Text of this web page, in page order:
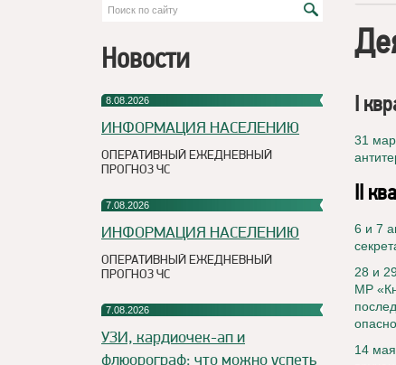
Новости
8.08.2026
ИНФОРМАЦИЯ НАСЕЛЕНИЮ
ОПЕРАТИВНЫЙ ЕЖЕДНЕВНЫЙ
ПРОГНОЗ ЧС
7.08.2026
ИНФОРМАЦИЯ НАСЕЛЕНИЮ
ОПЕРАТИВНЫЙ ЕЖЕДНЕВНЫЙ
ПРОГНОЗ ЧС
7.08.2026
УЗИ, кардиочек-ап и
флюорограф: что можно успеть
I
31
II
6 и 7
28 и
МР
14 мая